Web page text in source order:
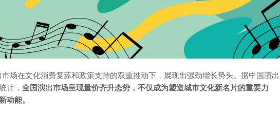
场在文化消费复苏和政策支持的双重推动下，展现出强劲增长势头。据中国演出
计， 全国演出市场呈现量价齐升态势，不仅成为塑造城市文化新名片的重要力
动能。